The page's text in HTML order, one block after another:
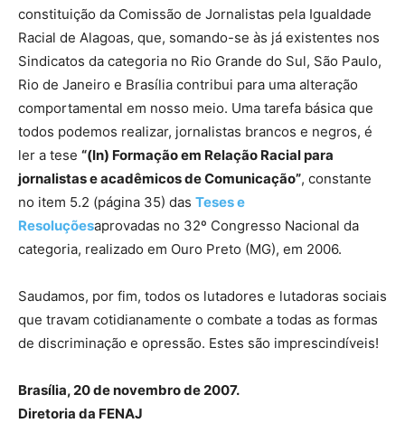
constituição da Comissão de Jornalistas pela Igualdade
Racial de Alagoas, que, somando-se às já existentes nos
Sindicatos da categoria no Rio Grande do Sul, São Paulo,
Rio de Janeiro e Brasília contribui para uma alteração
comportamental em nosso meio. Uma tarefa básica que
todos podemos realizar, jornalistas brancos e negros, é
ler a tese “(In) Formação em Relação Racial para
jornalistas e acadêmicos de Comunicação”, constante
no item 5.2 (página 35) das Teses e
Resoluçõesaprovadas no 32º Congresso Nacional da
categoria, realizado em Ouro Preto (MG), em 2006.
Saudamos, por fim, todos os lutadores e lutadoras sociais
que travam cotidianamente o combate a todas as formas
de discriminação e opressão. Estes são imprescindíveis!
Brasília, 20 de novembro de 2007.
Diretoria da FENAJ